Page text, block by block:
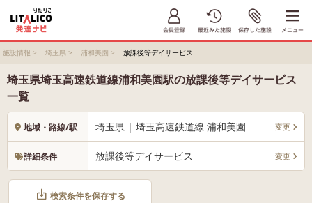
施設情報 > 埼玉県 > 浦和美園 > 放課後等デイサービス
埼玉県埼玉高速鉄道線浦和美園駅の放課後等デイサービス
一覧
地域・路線/駅 埼玉県 | 埼玉高速鉄道線 浦和美園 変更
詳細条件 放課後等デイサービス 変更
検索条件を保存する